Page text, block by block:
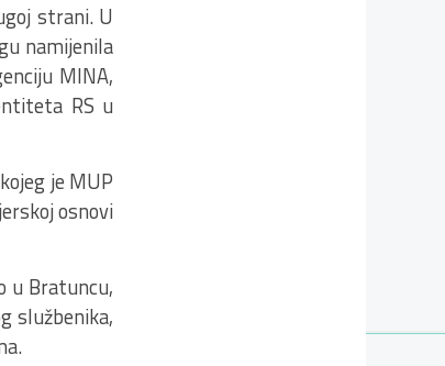
strani. U
namijenila
MINA,
RS u
je MUP
osnovi
u Bratuncu,
službenika,